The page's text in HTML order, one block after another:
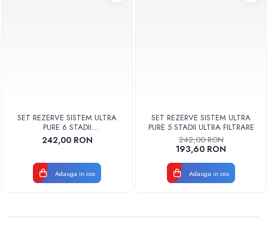
SET REZERVE SISTEM ULTRA
PURE 6 STADII
FILTRARE+ALCALINIZARE
242,00 RON
Adauga in cos
SET REZERVE SISTEM ULTRA
PURE 5 STADII ULTRA FILTRARE
242,00 RON
193,60 RON
Adauga in cos